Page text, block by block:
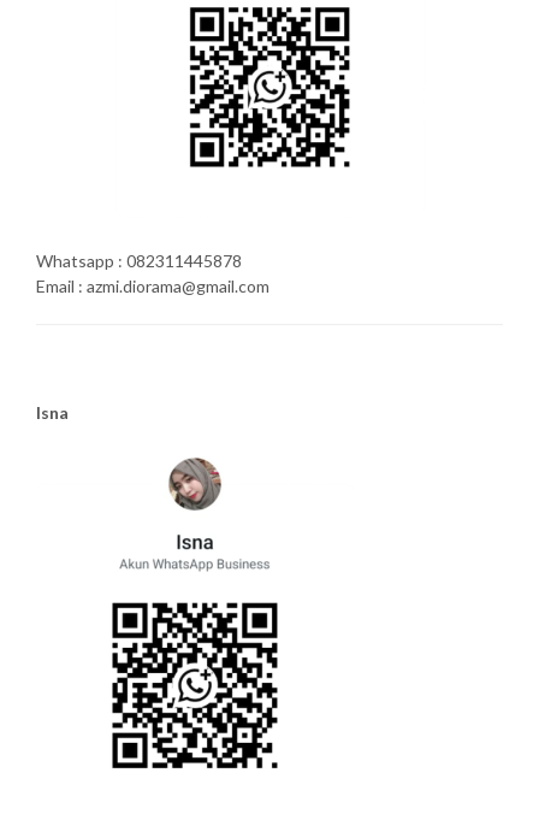
Whatsapp : 082311445878
Email : azmi.diorama@gmail.com
Isna